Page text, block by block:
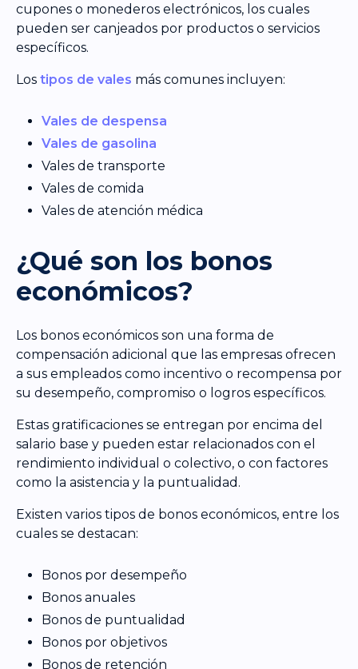
cupones o monederos electrónicos, los cuales
pueden ser canjeados por productos o servicios
específicos.
Los tipos de vales más comunes incluyen:
Vales de despensa
Vales de gasolina
Vales de transporte
Vales de comida
Vales de atención médica
¿Qué son los bonos
económicos?
Los bonos económicos son una forma de
compensación adicional que las empresas ofrecen
a sus empleados como incentivo o recompensa por
su desempeño, compromiso o logros específicos.
Estas gratificaciones se entregan por encima del
salario base y pueden estar relacionados con el
rendimiento individual o colectivo, o con factores
como la asistencia y la puntualidad.
Existen varios tipos de bonos económicos, entre los
cuales se destacan:
Bonos por desempeño
Bonos anuales
Bonos de puntualidad
Bonos por objetivos
Bonos de retención